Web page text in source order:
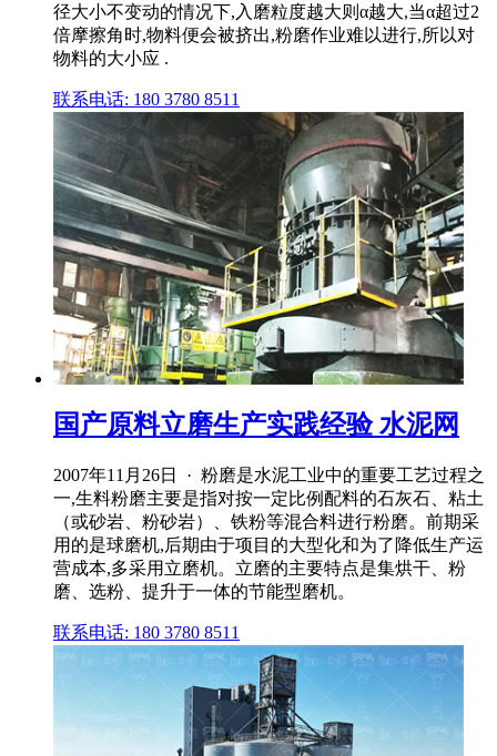
径大小不变动的情况下,入磨粒度越大则α越大,当α超过2
倍摩擦角时,物料便会被挤出,粉磨作业难以进行,所以对
物料的大小应 .
联系电话: 180 3780 8511
国产原料立磨生产实践经验 水泥网
2007年11月26日 · 粉磨是水泥工业中的重要工艺过程之
一,生料粉磨主要是指对按一定比例配料的石灰石、粘土
（或砂岩、粉砂岩）、铁粉等混合料进行粉磨。前期采
用的是球磨机,后期由于项目的大型化和为了降低生产运
营成本,多采用立磨机。立磨的主要特点是集烘干、粉
磨、选粉、提升于一体的节能型磨机。
联系电话: 180 3780 8511